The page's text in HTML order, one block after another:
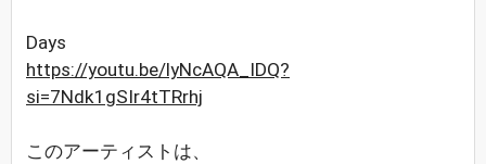
Days
https://youtu.be/lyNcAQA_IDQ?
si=7Ndk1gSIr4tTRrhj
このアーティストは、